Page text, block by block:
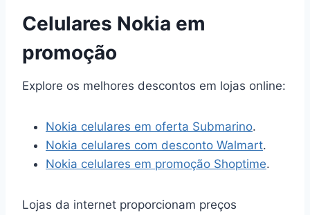
Celulares Nokia em
promoção
Explore os melhores descontos em lojas online:
Nokia celulares em oferta Submarino.
Nokia celulares com desconto Walmart.
Nokia celulares em promoção Shoptime.
Lojas da internet proporcionam preços